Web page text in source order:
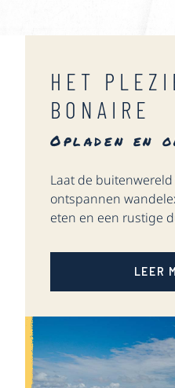
HET
BONAIRE
Opladen en
Laat de
ontspannen
eten en een rustige
LEER